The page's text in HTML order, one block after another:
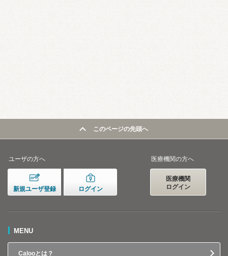
このページの先頭へ
ユーザの方へ
新規ユーザ登録 ログイン
医療機関の方へ
医療機関
ログイン
MENU
Calooとは？